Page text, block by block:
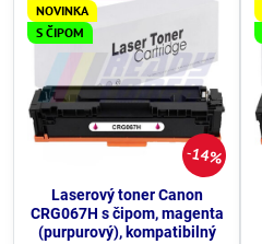
14%
NOVINKA
S ČIPOM
Laserový toner Canon
CRG067H s čipom, magenta
(purpurový), kompatibilný